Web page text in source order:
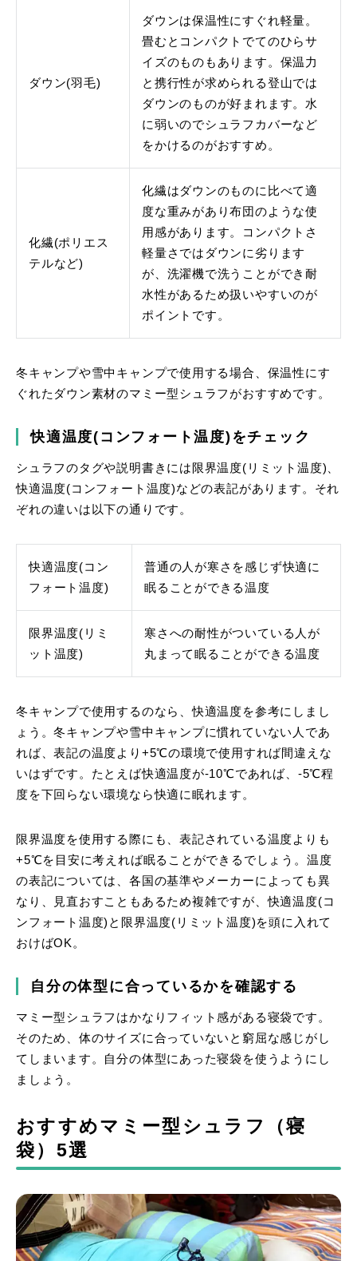
ダウン(羽毛)
ダウンは保温性にすぐれ軽量。
畳むとコンパクトでてのひらサ
イズのものもあります。保温力
と携行性が求められる登山では
ダウンのものが好まれます。水
に弱いのでシュラフカバーなど
をかけるのがおすすめ。
化繊(ポリエス
テルなど)
化繊はダウンのものに比べて適
度な重みがあり布団のような使
用感があります。コンパクトさ
軽量さではダウンに劣ります
が、洗濯機で洗うことができ耐
水性があるため扱いやすいのが
ポイントです。
冬キャンプや雪中キャンプで使用する場合、保温性にす
ぐれたダウン素材のマミー型シュラフがおすすめです。
快適温度(コンフォート温度)をチェック
シュラフのタグや説明書きには限界温度(リミット温度)、
快適温度(コンフォート温度)などの表記があります。それ
ぞれの違いは以下の通りです。
快適温度(コン
フォート温度)
普通の人が寒さを感じず快適に
眠ることができる温度
限界温度(リミ
ット温度)
寒さへの耐性がついている人が
丸まって眠ることができる温度
冬キャンプで使用するのなら、快適温度を参考にしまし
ょう。冬キャンプや雪中キャンプに慣れていない人であ
れば、表記の温度より+5℃の環境で使用すれば間違えな
いはずです。たとえば快適温度が-10℃であれば、-5℃程
度を下回らない環境なら快適に眠れます。
限界温度を使用する際にも、表記されている温度よりも
+5℃を目安に考えれば眠ることができるでしょう。温度
の表記については、各国の基準やメーカーによっても異
なり、見直おすこともあるため複雑ですが、快適温度(コ
ンフォート温度)と限界温度(リミット温度)を頭に入れて
おけばOK。
自分の体型に合っているかを確認する
マミー型シュラフはかなりフィット感がある寝袋です。
そのため、体のサイズに合っていないと窮屈な感じがし
てしまいます。自分の体型にあった寝袋を使うようにし
ましょう。
おすすめマミー型シュラフ（寝
袋）5選